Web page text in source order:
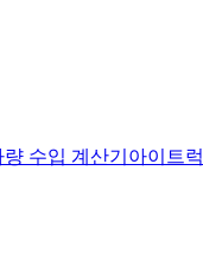
량 수입 계산기 아이트럭